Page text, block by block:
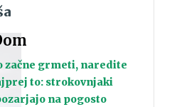
začne grmeti, naredite
to: strokovnjaki
na pogosto